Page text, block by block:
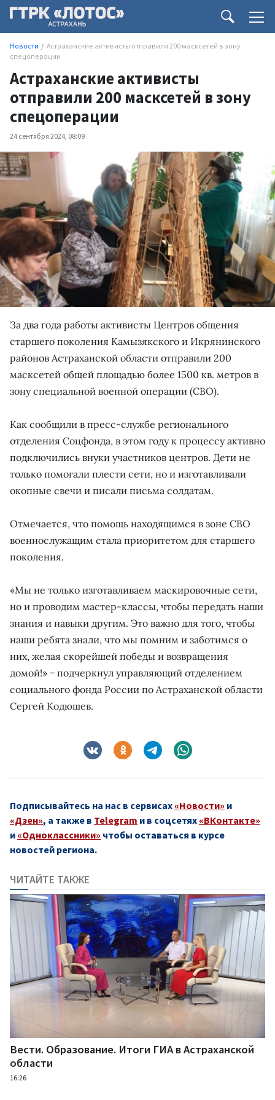
Новости
Астраханские активисты отправили 200 масксетей в зону
спецоперации
Астраханские активисты
отправили 200 масксетей в зону
спецоперации
24 сентября 2024, 08:09
За два года работы активисты Центров общения
старшего поколения Камызякского и Икрянинского
районов Астраханской области отправили 200
масксетей общей площадью более 1500 кв. метров в
зону специальной военной операции (СВО).
Как сообщили в пресс-службе регионального
отделения Соцфонда, в этом году к процессу активно
подключились внуки участников центров. Дети не
только помогали плести сети, но и изготавливали
окопные свечи и писали письма солдатам.
Отмечается, что помощь находящимся в зоне СВО
военнослужащим стала приоритетом для старшего
поколения.
«Мы не только изготавливаем маскировочные сети,
но и проводим мастер-классы, чтобы передать наши
знания и навыки другим. Это важно для того, чтобы
наши ребята знали, что мы помним и заботимся о
них, желая скорейшей победы и возвращения
домой!» − подчеркнул управляющий отделением
социального фонда России по Астраханской области
Сергей Кодюшев.
Подписывайтесь на нас в сервисах «Новости» и
«Дзен», а также в Telegram и в соцсетях «ВКонтакте»
и «Одноклассники» чтобы оставаться в курсе
новостей региона.
ЧИТАЙТЕ ТАКЖЕ
Вести. Образование. Итоги ГИА в Астраханской
области
16:26